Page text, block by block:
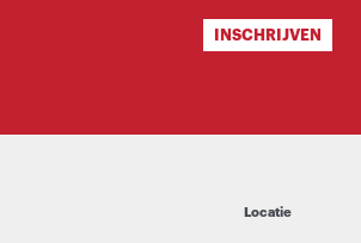
INSCHRIJVEN
Locatie